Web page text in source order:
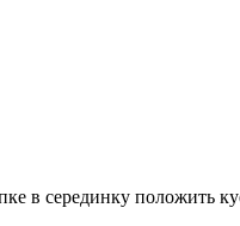
в серединку положить